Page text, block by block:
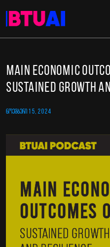
Main economic
Sustained growth
ᲜᲝᲔᲛᲑᲔᲠᲘ 15, 2024